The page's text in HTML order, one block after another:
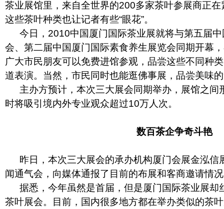
茶业展馆里，来自全世界的200多家茶叶参展商正
这些茶叶种类也让记者有些“眼花”。
今日，2010中国厦门国际茶业展就将与第五届中
会、第二届中国厦门国际素食养生展览会同期开幕
广大市民朋友可以免费进馆参观，品尝这些不同种
道表演。当然，市民同时也能逛佛事展，品尝美味
主办方预计，本次三大展会同期举办，展馆之间
时将吸引境内外专业观众超过10万人次。
数百茶企争奇斗艳
昨日，本次三大展会的承办机构厦门会展金泓信
闻通气会，向媒体通报了目前的布展和客商邀请情
据悉，今年虽然是首届，但是厦门国际茶业展却
茶叶展会。目前，国内很多地方都在举办类似的茶